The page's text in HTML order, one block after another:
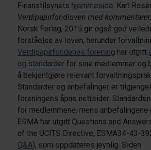
Finanstilsynets hjemmeside . Karl
Verdipapirfondloven med kommentarer
Norsk Forlag, 2015 gir også god
forståelse av loven, herunder
Verdipapirfondenes forening har utgitt
og standarder for sine medlemmer og
å bekjentgjøre relevant
Standarder og anbefalinger er
foreningens åpne nettsider.
for medlemmene, mens anbefalingene
ESMA har utgitt Questions and
of the UCITS Directive, ESMA34-43-
Q&A), som oppdateres jevnlig. Siden